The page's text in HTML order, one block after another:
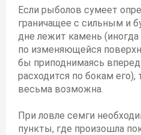
Если рыболов сумеет
граничащее с сильным и
дне лежит камень
по изменяющейся
бы приподнимаясь
расходится по бокам
весьма возможна.
При ловле семги
пункты, где произошла